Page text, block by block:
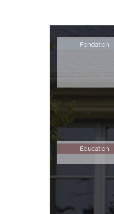
Fondation
Éducation